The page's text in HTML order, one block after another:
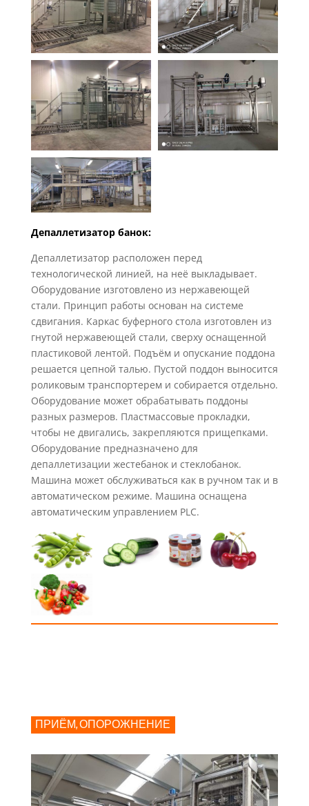
Депаллетизатор банок:
Депаллетизатор расположен перед
технологической линией, на неё выкладывает.
Оборудование изготовлено из нержавеющей
стали. Принцип работы основан на системе
сдвигания. Каркас буферного стола изготовлен из
гнутой нержавеющей стали, сверху оснащенной
пластиковой лентой. Подъём и опускание поддона
решается цепной талью. Пустой поддон выносится
роликовым транспортерем и собирается отдельно.
Оборудование может обрабатывать поддоны
разных размеров. Пластмассовые прокладки,
чтобы не двигались, закрепляются прищепками.
Оборудование предназначено для
депаллетизации жестебанок и стеклобанок.
Машина может обслуживаться как в ручном так и в
автоматическом режиме. Машина оснащена
автоматическим управлением PLC.
ПРИЁМ, ОПОРОЖНЕНИЕ